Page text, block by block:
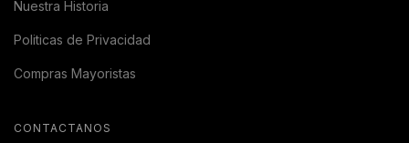
Nuestra Historia
Politicas de Privacidad
Compras Mayoristas
CONTACTANOS